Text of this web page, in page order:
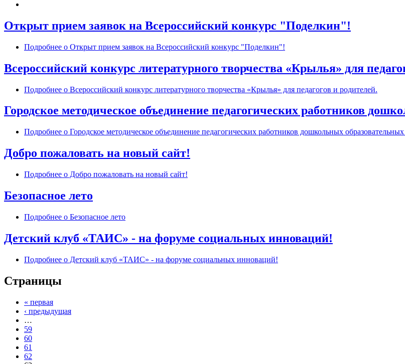
Открыт прием заявок на Всероссийский конкурс "Поделкин"!
Подробнее о Открыт прием заявок на Всероссийский конкурс "Поделкин"!
Всероссийский конкурс литературного творчества «Крылья» для
Подробнее о Всероссийский конкурс литературного творчества «Крылья» для педагогов и родителей.
Городское методическое объединение педагогических работников
Подробнее о Городское методическое объединение педагогических работников дошкольных
Добро пожаловать на новый сайт!
Подробнее о Добро пожаловать на новый сайт!
Безопасное лето
Подробнее о Безопасное лето
Детский клуб «ТАИС» - на форуме социальных инноваций!
Подробнее о Детский клуб «ТАИС» - на форуме социальных инноваций!
Страницы
« первая
‹ предыдущая
…
59
60
61
62